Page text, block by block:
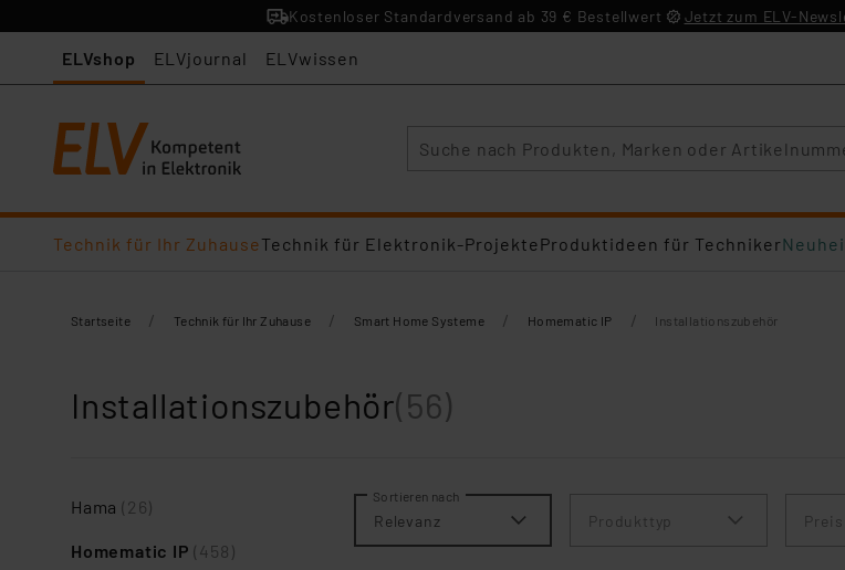
Kostenloser Standardversand ab 39 € Bestellwert Jetzt zum ELV-
ELVshop ELVjournal ELVwissen
Technik für Ihr ZuhauseTechnik für Elektronik-ProjekteProduktideen für Techniker
Startseite / Technik für Ihr Zuhause / Smart Home Systeme / Homematic IP / Installationszubehör
Installationszubehör(56)
Hama (26)
Homematic IP(458)
Sortieren nach
Relevanz Produkttyp Preis